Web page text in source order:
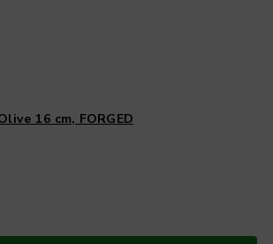
16 cm, FORGED